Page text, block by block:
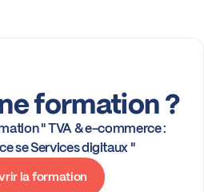
formation ?
" TVA & e-commerce :
se Services digitaux "
la formation